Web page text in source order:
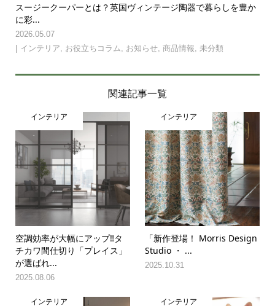
スージークーパーとは？英国ヴィンテージ陶器で暮らしを豊か
に彩...
2026.05.07
インテリア
お役立ちコラム お知らせ, 商品情報 未分類
関連記事一覧
インテリア
空調効率が大幅にアップ‼タ
チカワ間仕切り「プレイス」
が選ばれ...
2025.08.06
インテリア
「新作登場！ Morris Design
Studio ・ ...
2025.10.31
インテリア インテリア